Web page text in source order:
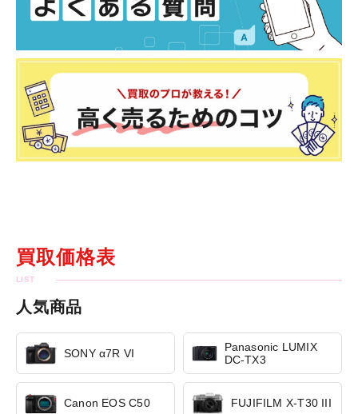
買取価格表
人気商品
SONY α7R VI
Panasonic LUMIX
DC-TX3
Canon EOS C50 FUJIFILM X-T30 III